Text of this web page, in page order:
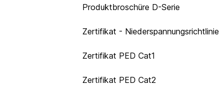
Produktbroschüre D-Serie
Zertifikat - Niederspannungsrichtlinie
Zertifikat PED Cat1
Zertifikat PED Cat2